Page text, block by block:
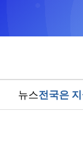
뉴스전국은